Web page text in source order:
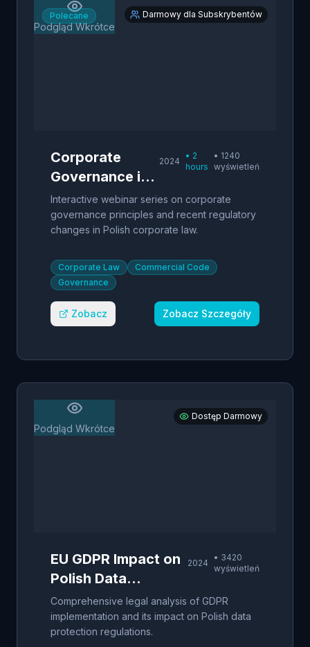
Podgląd Wkrótce
Polecane Darmowy dla Subskrybentów
Corporate
Governance in
Poland - Live
Webinar
2024
• 2
hours
• 1240
wyświetleń
Interactive webinar series on corporate
governance principles and recent regulatory
changes in Polish corporate law.
Corporate Law
Commercial Code
Governance
Zobacz Zobacz Szczegóły
Podgląd Wkrótce
Dostęp Darmowy
EU GDPR Impact on
Polish Data
Protection
2024
• 3420
wyświetleń
Comprehensive legal analysis of GDPR
implementation and its impact on Polish data
protection regulations.